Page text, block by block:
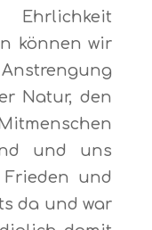
Ehrlichkeit
können wir
Natur, den
und uns
und
da und war